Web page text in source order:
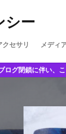
シー
クセサリ メディ
らに移設しました